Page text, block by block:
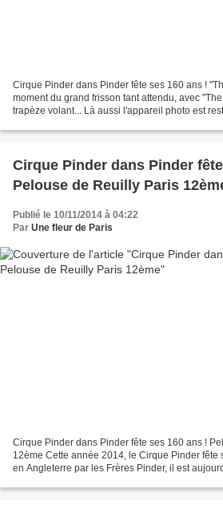
Cirque Pinder dans Pinder fête ses 160 ans !
moment du grand frisson tant attendu, avec
trapèze volant... Là aussi l'appareil photo est
Cirque Pinder dans Pinder
Pelouse de Reuilly Paris
Publié le 10/11/2014 à 04:22
Par Une fleur de Paris
Cirque Pinder dans Pinder fête ses 160 ans !
12ème Cette année 2014, le Cirque Pinder fête
en Angleterre par les Frères Pinder, il est